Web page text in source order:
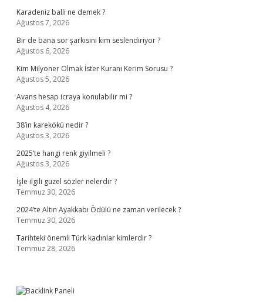
Karadeniz balli ne demek ?
Ağustos 7, 2026
Bir de bana sor şarkısını kim seslendiriyor ?
Ağustos 6, 2026
Kim Milyoner Olmak İster Kuranı Kerim Sorusu ?
Ağustos 5, 2026
Avans hesap icraya konulabilir mi ?
Ağustos 4, 2026
38’in karekökü nedir ?
Ağustos 3, 2026
2025’te hangi renk giyilmeli ?
Ağustos 3, 2026
İşle ilgili güzel sözler nelerdir ?
Temmuz 30, 2026
2024’te Altın Ayakkabı Ödülü ne zaman verilecek ?
Temmuz 30, 2026
Tarihteki önemli Türk kadınlar kimlerdir ?
Temmuz 28, 2026